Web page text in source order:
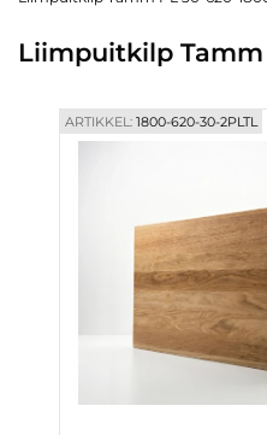
Liimpuitkilp Tamm
ARTIKKEL:1800-620-30-2PLTL